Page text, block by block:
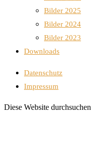
Bilder 2025
Bilder 2024
Bilder 2023
Downloads
Datenschutz
Impressum
Diese Website durchsuchen